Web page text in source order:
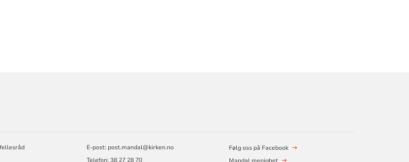
E-post: post.mandal@kirken.no
Telefon: 38 27 28 70
Følg oss på Facebook